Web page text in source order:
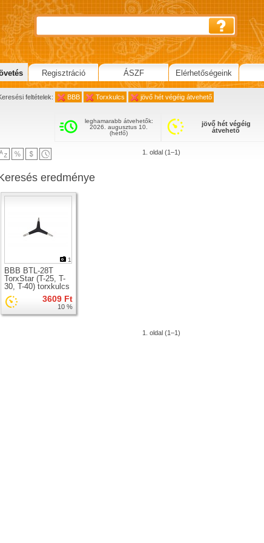
feltételek: BBB Torxkulcs jövő hét végéig átvehető
leghamarabb átvehetők:
2026. augusztus 10.
(hétfő)
jövő hét végéig
átvehető
1. oldal (1–1)
eredménye
1
BBB BTL-28T
TorxStar (T-25, T-
30, T-40) torxkulcs
3609 Ft
10 %
1. oldal (1–1)
Regisztráció ÁSZF Elérhetőségeink